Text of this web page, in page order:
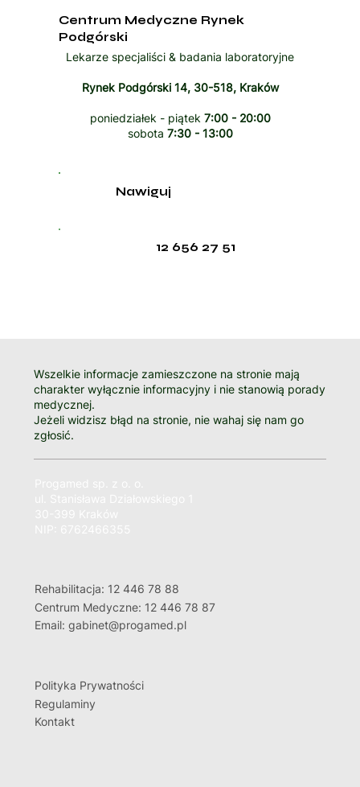
Centrum Medyczne Rynek
Podgórski
Lekarze specjaliści & badania laboratoryjne
Rynek Podgórski 14, 30-518, Kraków
poniedziałek - piątek 7:00 - 20:00
sobota 7:30 - 13:00
12 656 27 51
Nawiguj
Wszelkie informacje zamieszczone na stronie mają
charakter wyłącznie informacyjny i nie stanowią porady
medycznej.
Jeżeli widzisz błąd na stronie, nie wahaj się nam go
zgłosić.
Rehabilitacja: 12 446 78 88
Centrum Medyczne: 12 446 78 87
Email: gabinet@progamed.pl
Polityka Prywatności
Regulaminy
Kontakt